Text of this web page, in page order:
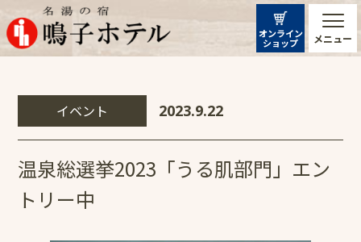
メニュー
オンライン
ショップ
イベント 2023.9.22
温泉総選挙2023「うる肌部門」エン
トリー中